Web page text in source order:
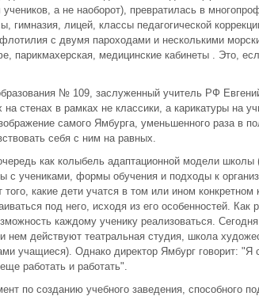
а не наоборот), превратилась в
гимназия, лицей, классы педагогической
с двумя пароходами и несколькими
парикмахерская, медицинские кабинеты . Это,
№ 109, заслуженный учитель РФ
стенах в рамках не классики, а карикатуры на
самого Ямбурга, уменьшенного раза в
себя с ним на равных.
как колыбель адаптационной модели
с учениками, формы обучения и подходы к
какие дети учатся в том или ином
под него, исходя из его особенностей. Как
каждому ученику реализоваться.
нем действуют театральная студия, школа
учащиеся). Однако директор Ямбург говорит:
работать и работать".
по созданию учебного заведения, способного